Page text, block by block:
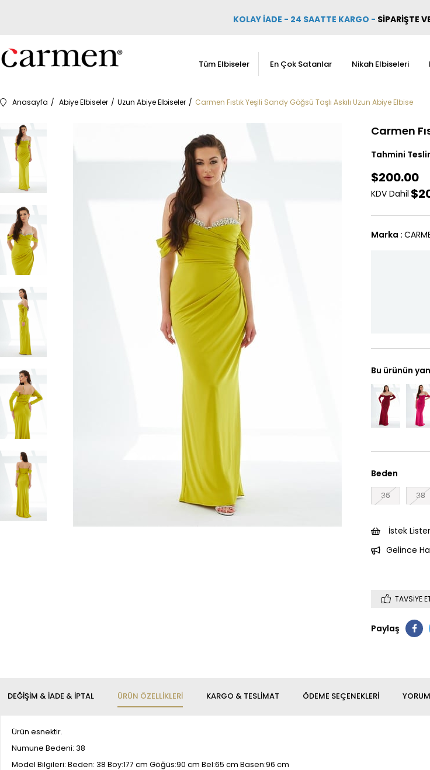
KOLAY İADE - 24 SAATTE KARGO - SİPARİŞTE
Tüm Elbiseler En Çok Satanlar Nikah Elbiseleri
Anasayfa Abiye Elbiseler Uzun Abiye Elbiseler Carmen Fıstık Yeşili Sandy Göğsü Taşlı Askılı Uzun Abiye Elbise
Carmen
Tahmini
$200.00
KDV Dahil
Marka :
Bu ürünün
Beden
36 38
İstek
Gelince
TAVSIYE
Paylaş
ÜRÜN ÖZELLIKLERI ÖDEME SEÇENEKLERI
DEĞIŞIM & İADE & İPTAL KARGO & TESLIMAT
Ürün esnektir.
Numune Bedeni: 38
Model Bilgileri: Beden: 38 Boy:177 cm Göğüs:90 cm Bel:65 cm Basen:96 cm